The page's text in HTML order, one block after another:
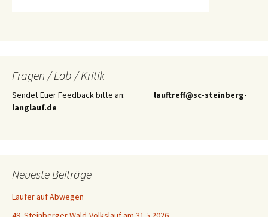
Fragen / Lob / Kritik
Sendet Euer Feedback bitte an: lauftreff@sc-steinberg-
langlauf.de
Neueste Beiträge
Läufer auf Abwegen